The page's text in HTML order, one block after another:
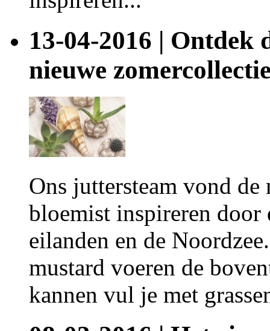
13-04-2016 | Ontdek
nieuwe
Ons juttersteam vond de
bloemist inspireren door
eilanden en de
mustard voeren de
kannen vul je met